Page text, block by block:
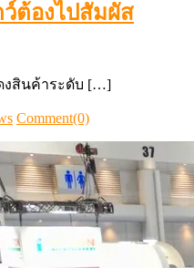
ต้องไปสัมผัส
ดงสินค้าระดับ […]
Comment(0)